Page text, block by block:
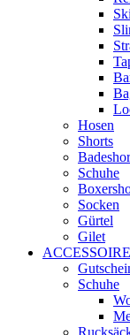
Hosen
Shorts
Schuhe
Socken
Gürtel
Gilet
Schuhe